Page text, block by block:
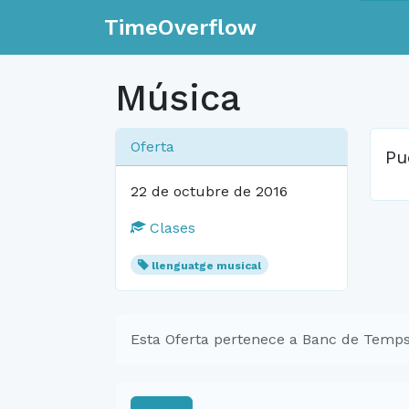
TimeOverflow
Música
Oferta
22 de octubre de 2016
Clases
llenguatge musical
Esta Oferta pertenece a Banc de